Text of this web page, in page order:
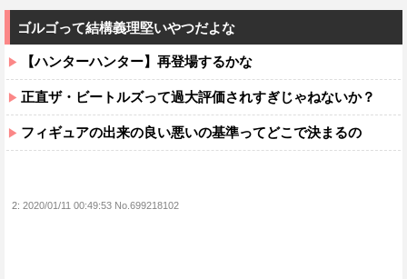
ゴルゴって結構義理堅いやつだよな
【ハンターハンター】再登場するかな
正直ザ・ビートルズって過大評価されすぎじゃねないか？
フィギュアの出来の良い悪いの基準ってどこで決まるの
2: 2020/01/11 00:49:53 No.699218102